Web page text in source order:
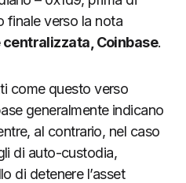
finale verso la nota
Coinbase.
come questo verso
generalmente indicano
al contrario, nel caso
di auto-custodia,
di detenere l’asset